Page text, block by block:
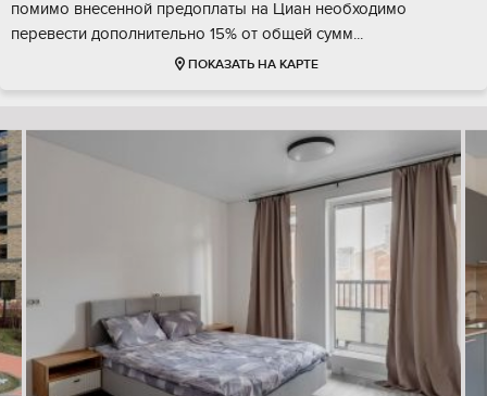
помимо внесенной предоплаты на Циан необходимо
перевести дополнительно 15% от общей сумм...
ПОКАЗАТЬ НА КАРТЕ